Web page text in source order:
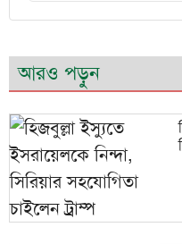
আরও পড়ুন